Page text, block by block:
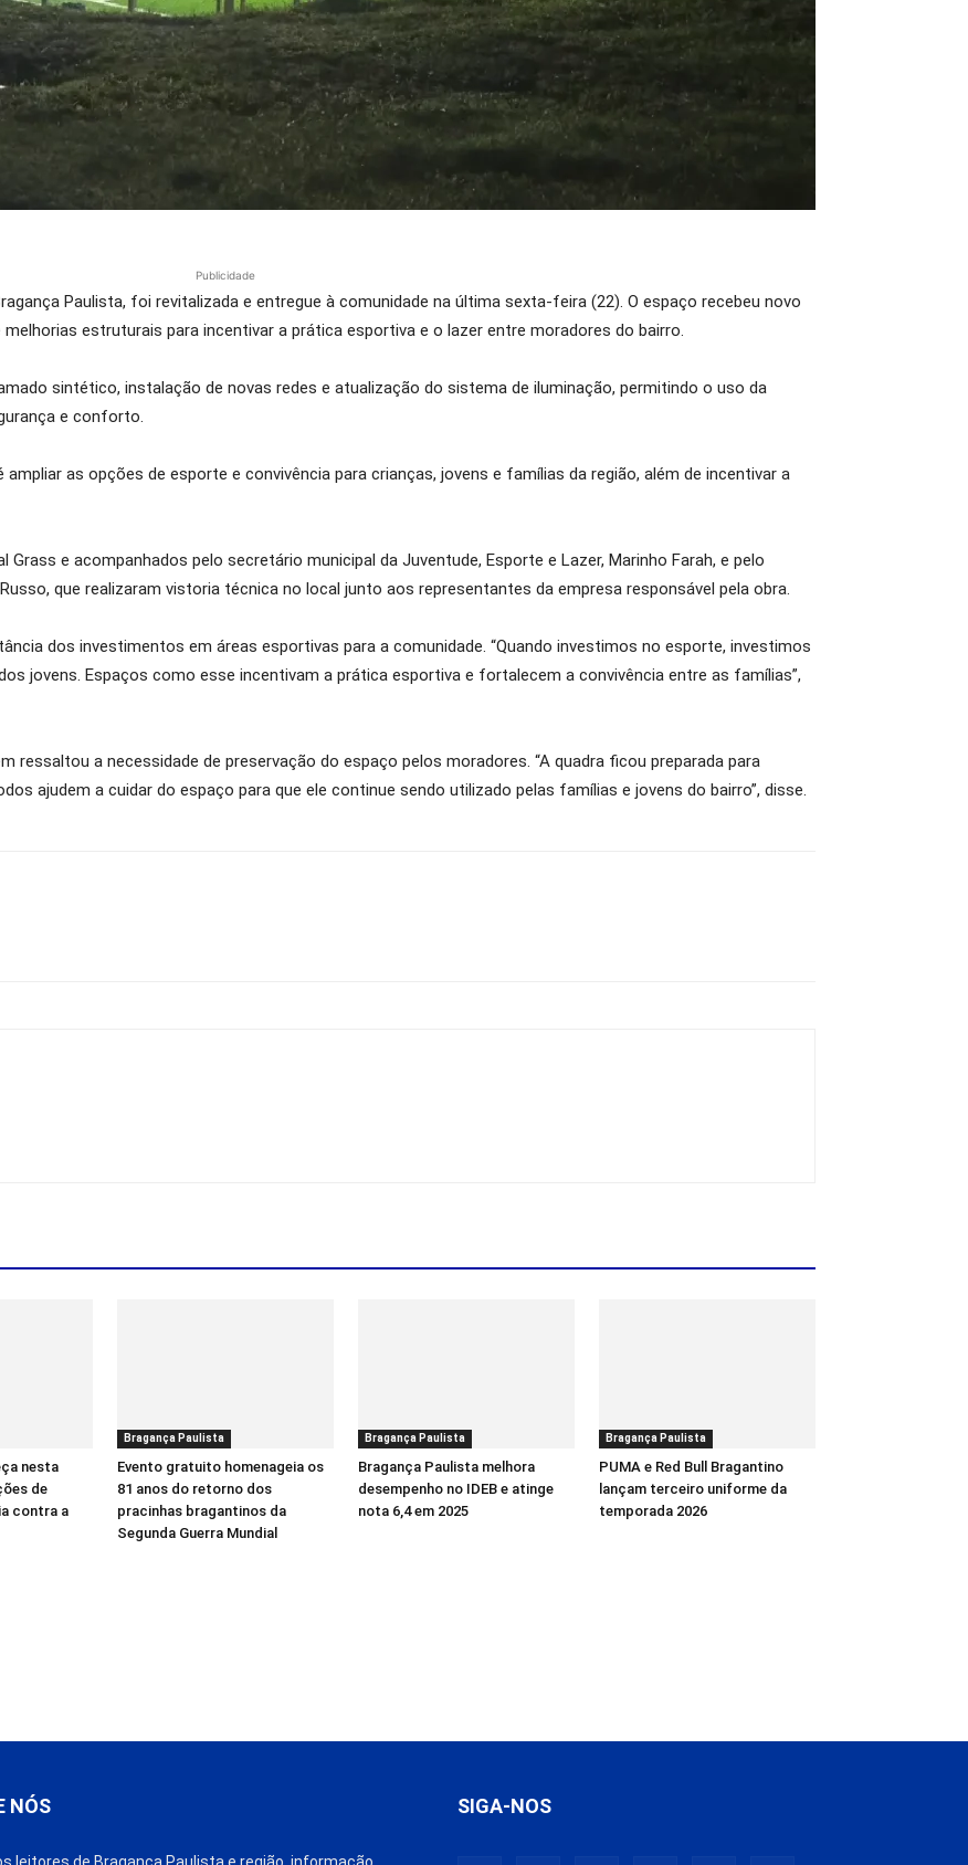
Publicidade
Paulista, foi revitalizada e entregue à comunidade na última sexta-feira (22). O espaço recebeu novo
estruturais para incentivar a prática esportiva e o lazer entre moradores do bairro.
sintético, instalação de novas redes e atualização do sistema de iluminação, permitindo o uso da
e conforto.
as opções de esporte e convivência para crianças, jovens e famílias da região, além de incentivar a
e acompanhados pelo secretário municipal da Juventude, Esporte e Lazer, Marinho Farah, e pelo
que realizaram vistoria técnica no local junto aos representantes da empresa responsável pela obra.
dos investimentos em áreas esportivas para a comunidade. “Quando investimos no esporte, investimos
jovens. Espaços como esse incentivam a prática esportiva e fortalecem a convivência entre as famílias”,
ressaltou a necessidade de preservação do espaço pelos moradores. “A quadra ficou preparada para
ajudem a cuidar do espaço para que ele continue sendo utilizado pelas famílias e jovens do bairro”, disse.
nesta
de
contra a
Bragança Paulista
Evento gratuito homenageia os
81 anos do retorno dos
pracinhas bragantinos da
Segunda Guerra Mundial
Bragança Paulista
Bragança Paulista melhora
desempenho no IDEB e atinge
nota 6,4 em 2025
Bragança Paulista
PUMA e Red Bull Bragantino
lançam terceiro uniforme da
temporada 2026
NÓS SIGA-NOS